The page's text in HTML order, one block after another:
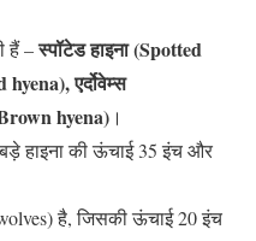
हैं –स्पॉटेड हाइना (Spotted
एर्दोवेम्स
hyena) ।
हाइना की ऊंचाई 35 इंच और
है, जिसकी ऊंचाई 20 इंच